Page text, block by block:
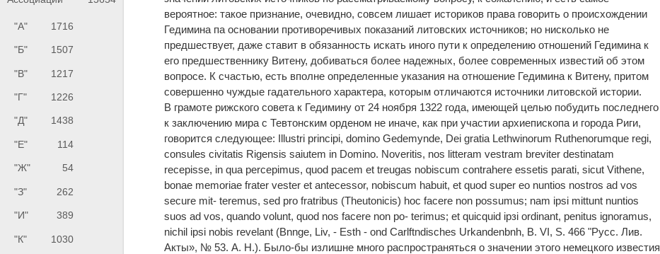
"А" 1716
"Б" 1507
"В" 1217
"Г" 1226
"Д" 1438
"Е" 114
"Ж" 54
"З" 262
"И" 389
"К" 1030
вероятное: такое признание, очевидно, совсем лишает историков права говорить о происхождении
Гедимина па основании противоречивых показаний литовских источников; но нисколько не
предшествует, даже ставит в обязанность искать иного пути к определению отношений Гедимина к
его предшественнику Витену, добиваться более надежных, более современных известий об этом
вопросе. К счастью, есть вполне определенные указания на отношение Гедимина к Витену, притом
совершенно чуждые гадательного характера, которым отличаются источники литовской истории.
В грамоте рижского совета к Гедимину от 24 ноября 1322 года, имеющей целью побудить последнего
к заключению мира с Тевтонским орденом не иначе, как при участии архиепископа и города Риги,
говорится следующее: Illustri principi, domino Gedemynde, Dei gratia Lethwinorum Ruthenorumque regi,
consules civitatis Rigensis saiutem in Domino. Noveritis, nos litteram vestram breviter destinatam
recepisse, in qua percepimus, quod pacem et treugas nobiscum contrahere essetis parati, sicut Vithene,
bonae memoriae frater vester et antecessor, nobiscum habuit, et quod super eo nuntios nostros ad vos
secure mit- teremus, sed pro fratribus (Theutonicis) hoc facere non possumus; nam ipsi mittunt nuntios
suos ad vos, quando volunt, quod nos facere non po- terimus; et quicquid ірзі ordinant, penitus ignoramus,
nichil ipsi nobis revelant (Bnnge, Liv, - Esth - ond Carlftndisches Urkandenbnh, B. VI, S. 466 "Pycc. Лив.
Акты», № 53. A. H.). Было-бы излишне много распространяться о значении этого немецкого известия